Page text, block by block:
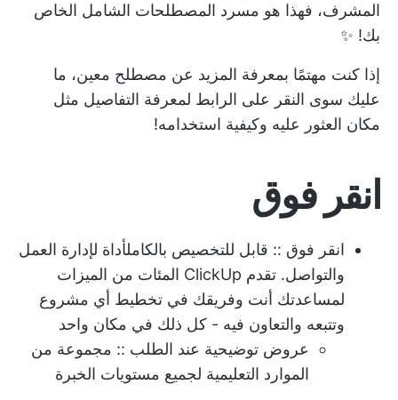
المشرف، فهذا هو مسرد المصطلحات الشامل الخاص
بك! ✨
إذا كنت مهتمًا بمعرفة المزيد عن مصطلح معين، ما
عليك سوى النقر على الرابط لمعرفة التفاصيل مثل
مكان العثور عليه وكيفية استخدامه!
انقر فوق
انقر فوق :: قابل للتخصيص بالكاملأداة لإدارة العمل
والتواصل
. تقدم ClickUp المئات من الميزات
لمساعدتك أنت وفريقك في تخطيط أي مشروع
وتتبعه والتعاون فيه - كل ذلك في مكان واحد
عروض توضيحية عند الطلب :: مجموعة من
الموارد التعليمية لجميع مستويات الخبرة